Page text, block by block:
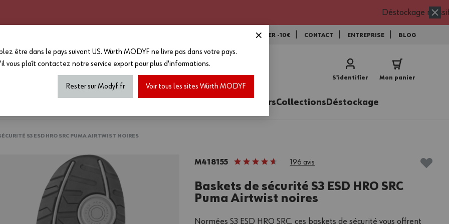
Déstockage
-15% sur le reste du site avec le code EXTRA15 * !
*Offre non cumulable avec toutes autres offres ou remises exceptionnelles en cours (déstockage, promos, frais
de marquage...) dans la limite des stocks disponibles, jusqu’au 16/08/2026.
NEWSLETTER -10€ CONTACT ENTREPRISE BLOG
MAGASIN...
S'identifier Mon panier
MétiersCollections Déstockage
S3 ESD HRO SRC PUMA AIRTWIST NOIRES
M418155 196 avis
Baskets de sécurité S3 ESD HRO SRC
Puma Airtwist noires
Normées S3 ESD HRO SRC, ces baskets de sécurité vous offrent
être dans le pays suivant US. Würth MODYF ne livre pas dans votre pays.
vous plaît contactez notre service export pour plus d'informations.
Rester sur Modyf.fr Voir tous les sites Würth MODYF